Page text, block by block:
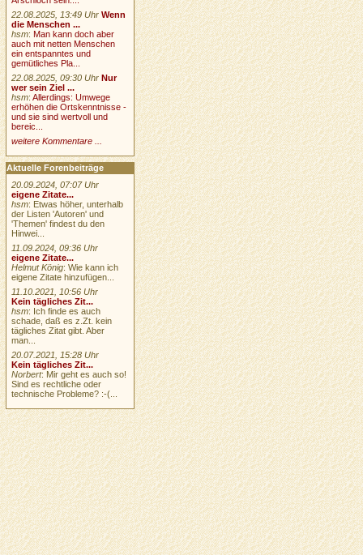
22.08.2025, 13:49 Uhr Wenn
die Menschen ...
hsm:Man kann doch aber
auch mit netten Menschen
ein entspanntes und
gemütliches Pla...
22.08.2025, 09:30 Uhr Nur
wer sein Ziel ...
hsm:Allerdings: Umwege
erhöhen die Ortskenntnisse -
und sie sind wertvoll und
bereic...
weitere Kommentare ...
Aktuelle Forenbeiträge
20.09.2024, 07:07 Uhr
eigene Zitate...
hsm: Etwas höher, unterhalb
der Listen 'Autoren' und
'Themen' findest du den
Hinwei...
11.09.2024, 09:36 Uhr
eigene Zitate...
Helmut König: Wie kann ich
eigene Zitate hinzufügen...
11.10.2021, 10:56 Uhr
Kein tägliches Zit...
hsm: Ich finde es auch
schade, daß es z.Zt. kein
tägliches Zitat gibt. Aber
man...
20.07.2021, 15:28 Uhr
Kein tägliches Zit...
Norbert: Mir geht es auch so!
Sind es rechtliche oder
technische Probleme? :-(...